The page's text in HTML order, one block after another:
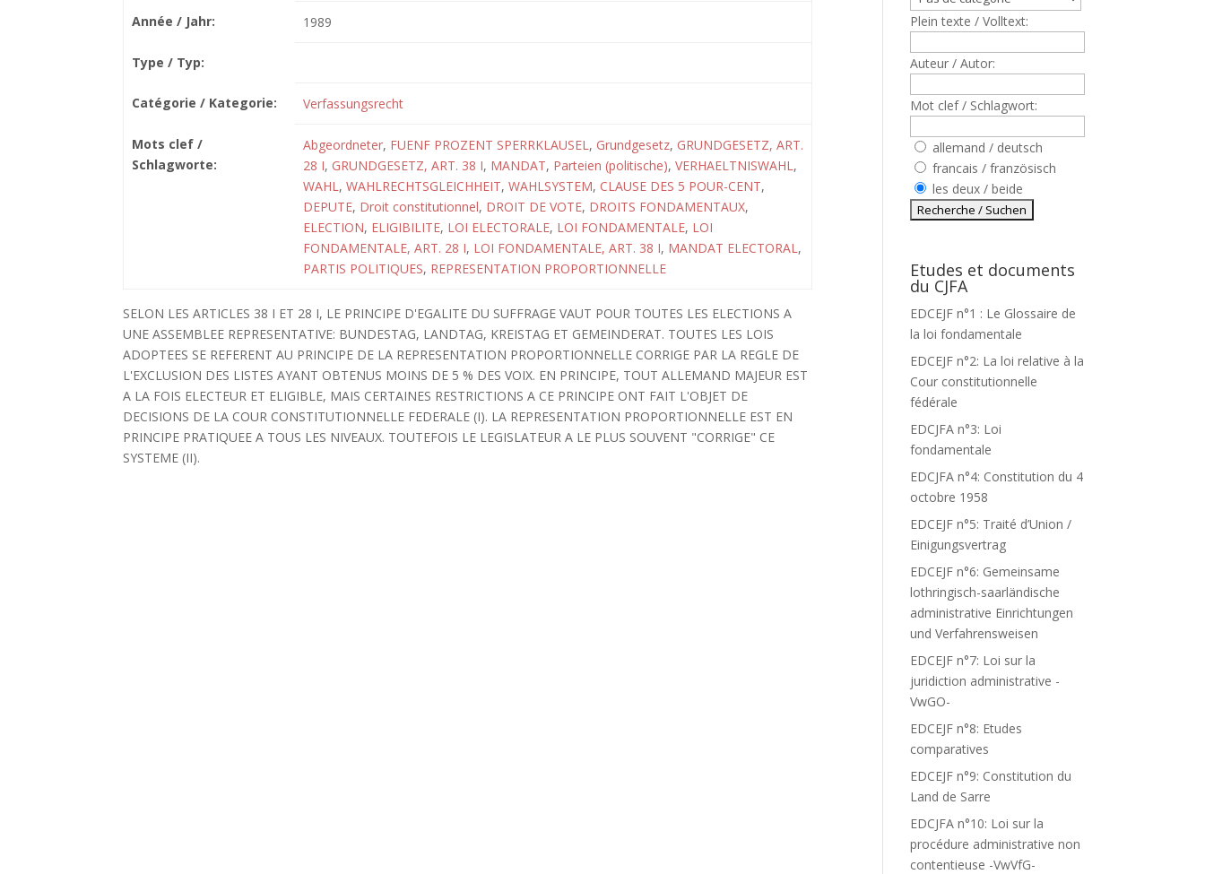
Année / Jahr: 1989
Type / Typ:
Catégorie / Kategorie: Verfassungsrecht
Mots clef /
Schlagworte:
Abgeordneter, FUENF PROZENT SPERRKLAUSEL, Grundgesetz, GRUNDGESETZ, ART.
28 I, GRUNDGESETZ, ART. 38 I, MANDAT, Parteien (politische), VERHAELTNISWAHL,
WAHL, WAHLRECHTSGLEICHHEIT, WAHLSYSTEM, CLAUSE DES 5 POUR-CENT,
DEPUTE, Droit constitutionnel, DROIT DE VOTE, DROITS FONDAMENTAUX,
ELECTION, ELIGIBILITE, LOI ELECTORALE, LOI FONDAMENTALE, LOI
FONDAMENTALE, ART. 28 I, LOI FONDAMENTALE, ART. 38 I, MANDAT ELECTORAL,
PARTIS POLITIQUES, REPRESENTATION PROPORTIONNELLE
SELON LES ARTICLES 38 I ET 28 I, LE PRINCIPE D'EGALITE DU SUFFRAGE VAUT POUR TOUTES LES ELECTIONS A
UNE ASSEMBLEE REPRESENTATIVE: BUNDESTAG, LANDTAG, KREISTAG ET GEMEINDERAT. TOUTES LES LOIS
ADOPTEES SE REFERENT AU PRINCIPE DE LA REPRESENTATION PROPORTIONNELLE CORRIGE PAR LA REGLE DE
L'EXCLUSION DES LISTES AYANT OBTENUS MOINS DE 5 % DES VOIX. EN PRINCIPE, TOUT ALLEMAND MAJEUR EST
A LA FOIS ELECTEUR ET ELIGIBLE, MAIS CERTAINES RESTRICTIONS A CE PRINCIPE ONT FAIT L'OBJET DE
DECISIONS DE LA COUR CONSTITUTIONNELLE FEDERALE (I). LA REPRESENTATION PROPORTIONNELLE EST EN
PRINCIPE PRATIQUEE A TOUS LES NIVEAUX. TOUTEFOIS LE LEGISLATEUR A LE PLUS SOUVENT "CORRIGE" CE
SYSTEME (II).
Plein texte / Volltext:
Auteur / Autor:
Mot clef / Schlagwort:
allemand / deutsch
francais / französisch
les deux / beide
Etudes et documents
du CJFA
EDCEJF n°1 : Le Glossaire de
la loi fondamentale
EDCEJF n°2: La loi relative à la
Cour constitutionnelle
fédérale
EDCJFA n°3: Loi
fondamentale
EDCJFA n°4: Constitution du 4
octobre 1958
EDCEJF n°5: Traité d’Union /
Einigungsvertrag
EDCEJF n°6: Gemeinsame
lothringisch-saarländische
administrative Einrichtungen
und Verfahrensweisen
EDCEJF n°7: Loi sur la
juridiction administrative -
VwGO-
EDCEJF n°8: Etudes
comparatives
EDCEJF n°9: Constitution du
Land de Sarre
EDCJFA n°10: Loi sur la
procédure administrative non
contentieuse -VwVfG-